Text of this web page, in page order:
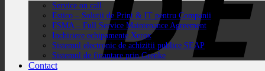
Service on call
Estico – Soluții de Print & IT pentru Companii
FSMA – Full Service Maintenance Agreement
Inchiriere echipamente Xerox
Sistemul electronic de achiziții publice SEAP
Sistemul de finanțare prin Grenke
Contact